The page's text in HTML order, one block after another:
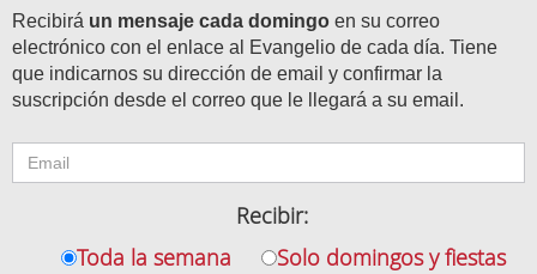
Recibirá un mensaje cada domingo en su correo
electrónico con el enlace al Evangelio de cada día. Tiene
que indicarnos su dirección de email y confirmar la
suscripción desde el correo que le llegará a su email.
Recibir:
Toda la semana
Solo domingos y fiestas